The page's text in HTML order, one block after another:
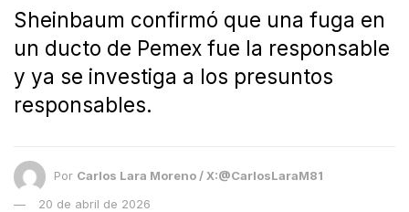
Sheinbaum confirmó que una fuga en
un ducto de Pemex fue la responsable
y ya se investiga a los presuntos
responsables.
Por Carlos Lara Moreno / X:@CarlosLaraM81
20 de abril de 2026